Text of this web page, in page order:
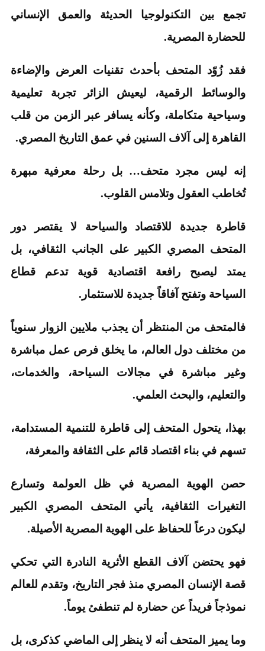
تجمع بين التكنولوجيا الحديثة والعمق الإنساني
للحضارة المصرية.
فقد زُوّد المتحف بأحدث تقنيات العرض والإضاءة
والوسائط الرقمية، ليعيش الزائر تجربة تعليمية
وسياحية متكاملة، وكأنه يسافر عبر الزمن من قلب
القاهرة إلى آلاف السنين في عمق التاريخ المصري.
إنه ليس مجرد متحف… بل رحلة معرفية مبهرة
تُخاطب العقول وتلامس القلوب.
قاطرة جديدة للاقتصاد والسياحة لا يقتصر دور
المتحف المصري الكبير على الجانب الثقافي، بل
يمتد ليصبح رافعة اقتصادية قوية تدعم قطاع
السياحة وتفتح آفاقاً جديدة للاستثمار.
فالمتحف من المنتظر أن يجذب ملايين الزوار سنوياً
من مختلف دول العالم، ما يخلق فرص عمل مباشرة
وغير مباشرة في مجالات السياحة، والخدمات،
والتعليم، والبحث العلمي.
بهذا، يتحول المتحف إلى قاطرة للتنمية المستدامة،
تسهم في بناء اقتصاد قائم على الثقافة والمعرفة،
حصن الهوية المصرية في ظل العولمة وتسارع
التغيرات الثقافية، يأتي المتحف المصري الكبير
ليكون درعاً للحفاظ على الهوية المصرية الأصيلة.
فهو يحتضن آلاف القطع الأثرية النادرة التي تحكي
قصة الإنسان المصري منذ فجر التاريخ، وتقدم للعالم
نموذجاً فريداً عن حضارة لم تنطفئ يوماً.
وما يميز المتحف أنه لا ينظر إلى الماضي كذكرى، بل